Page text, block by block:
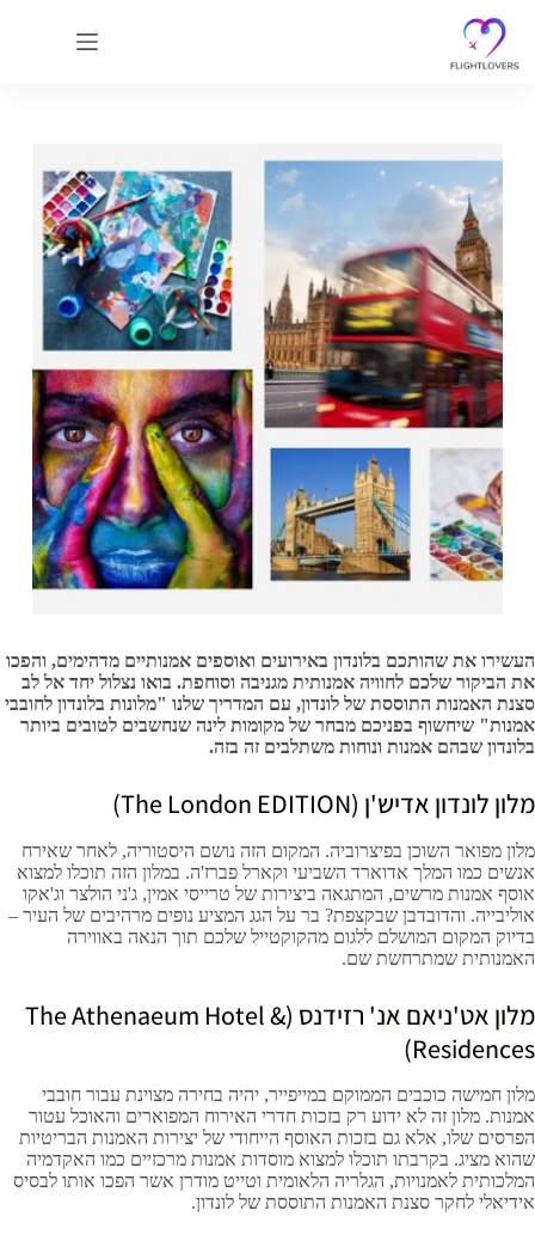
העשירו את שהותכם בלונדון באירועים ואוספים אמנותיים מדהימים, והפכו
את הביקור שלכם לחוויה אמנותית מגניבה וסוחפת. בואו נצלול יחד אל לב
סצנת האמנות התוססת של לונדון, עם המדריך שלנו "מלונות בלונדון לחובבי
אמנות" שיחשוף בפניכם מבחר של מקומות לינה שנחשבים לטובים ביותר
בלונדון שבהם אמנות ונוחות משתלבים זה בזה.
מלון לונדון אדיש'ן (The London EDITION)
מלון מפואר השוכן בפיצרוביה. המקום הזה נושם היסטוריה, לאחר שאירח
אנשים כמו המלך אדוארד השביעי וקארל פברז'ה. במלון הזה תוכלו למצוא
אוסף אמנות מרשים, המתגאה ביצירות של טרייסי אמין, ג'ני הולצר וג'אקו
אוליבייה. והדובדבן שבקצפת? בר על הגג המציע נופים מרהיבים של העיר –
בדיוק המקום המושלם ללגום מהקוקטייל שלכם תוך הנאה באווירה
האמנותית שמתרחשת שם.
מלון אט'ניאם אנ' רזידנס (The Athenaeum Hotel &
Residences)
מלון חמישה כוכבים הממוקם במייפייר, יהיה בחירה מצוינת עבור חובבי
אמנות. מלון זה לא ידוע רק בזכות חדרי האירוח המפוארים והאוכל עטור
הפרסים שלו, אלא גם בזכות האוסף הייחודי של יצירות האמנות הבריטיות
שהוא מציג. בקרבתו תוכלו למצוא מוסדות אמנות מרכזיים כמו האקדמיה
המלכותית לאמנויות, הגלריה הלאומית וטייט מודרן אשר הפכו אותו לבסיס
אידיאלי לחקר סצנת האמנות התוססת של לונדון.